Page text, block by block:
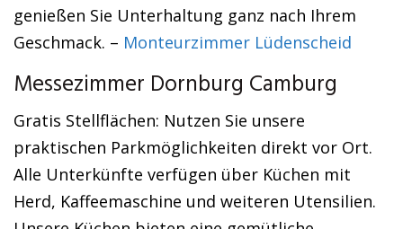
genießen Sie Unterhaltung ganz nach Ihrem
Geschmack. – Monteurzimmer Lüdenscheid
Messezimmer Dornburg Camburg
Gratis Stellflächen: Nutzen Sie unsere
praktischen Parkmöglichkeiten direkt vor Ort.
Alle Unterkünfte verfügen über Küchen mit
Herd, Kaffeemaschine und weiteren Utensilien.